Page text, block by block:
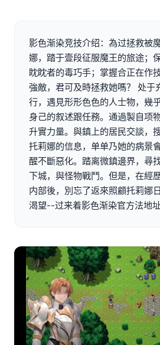
影色渐染竞技介绍：為过拯救被
娜，踏于壹段征服魔王的旅途；
眈眈者的毒巧手；掌握合正在作
強敵，君可及時拯救她嗎？ 处于
行，遇見形形色色的人士物，幾
身己的叙述跟任務。通過製自项
升實力量。與鎮上的居民交談，
托莉娜的信息，单单乃她的病景
醒不斷惡化。踏离微鎮邊界，尋
下城，與怪物戰鬥。但是，在經
内部後，別忘了返來照顧托莉娜
渴望--过来着影色渐染官方法地址